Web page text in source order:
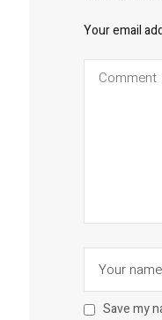
Your email
Save my